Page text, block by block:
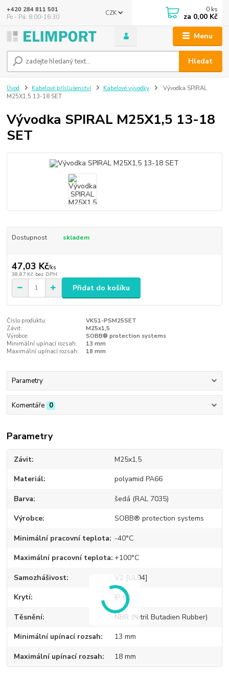
Menu
CZK
Hledat
+420 284 811 501
Po - Pá, 8:00-16:30
0 ks
za 0,00 Kč
Úvod Kabelové příslušenství Kabelové vývodky
Vývodka SPIRAL
M25X1,5 13-18 SET
Vývodka SPIRAL M25X1,5 13-18
SET
Dostupnost skladem
47,03 Kč/ks
38,87 Kč bez DPH
Přidat do košíku
Číslo produktu:
VKS1-PSM25SET
Závit:
M25x1,5
Výrobce:
SOBB® protection systems
Minimální upínací rozsah:
13 mm
Maximální upínací rozsah:
18 mm
Parametry
Komentáře 0
Parametry
Závit M25x1,5
Materiál polyamid PA66
Barva šedá (RAL 7035)
Výrobce SOBB® protection systems
Minimální pracovní teplota -40°C
Maximální pracovní teplota +100°C
Samozhášivost V2 [UL94]
Krytí IP 68
Těsnění NBR (Nitril Butadien Rubber)
Minimální upínací rozsah 13 mm
Maximální upínací rozsah 18 mm